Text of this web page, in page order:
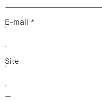
E-mail *
Site